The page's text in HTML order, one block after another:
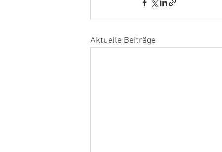
Aktuelle Beiträge